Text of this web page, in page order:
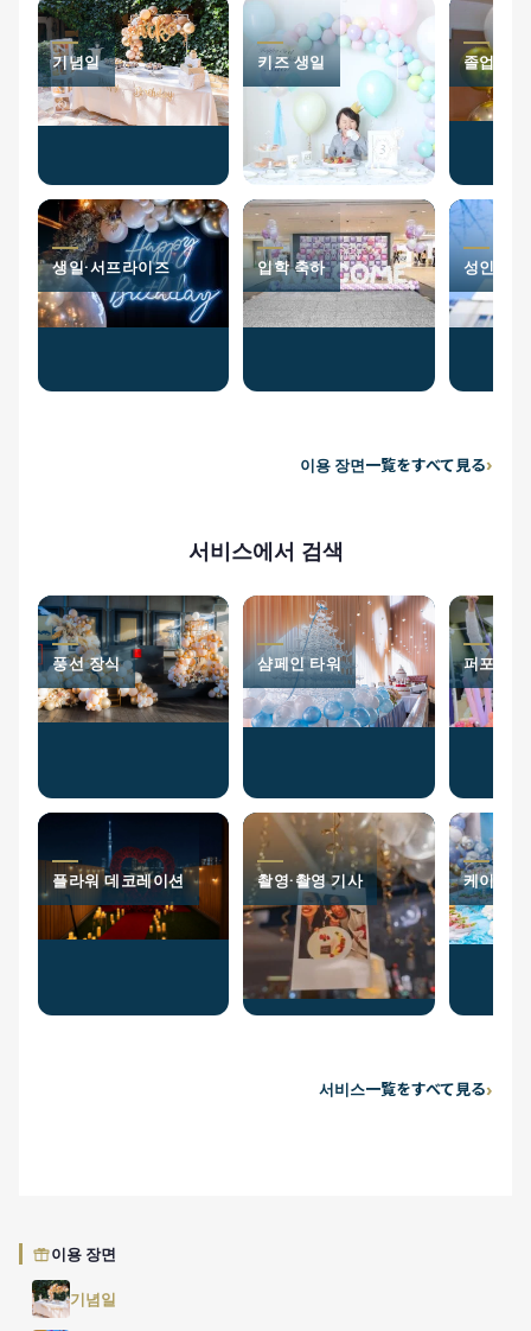
이용 장면
기념일
기념일
생일·서프라이즈
키즈 생일
입학 축하
졸업 축하
성인식
이용 장면一覧をすべて見る
서비스에서 검색
풍선 장식
플라워 데코레이션
샴페인 타워
촬영·촬영 기사
퍼포머
케이터링
서비스一覧をすべて見る